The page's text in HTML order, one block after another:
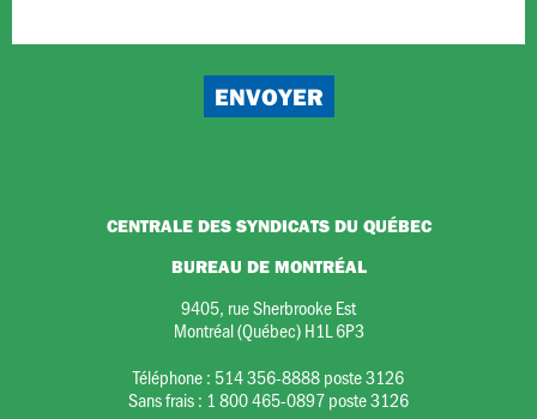
CENTRALE DES SYNDICATS DU QUÉBEC
BUREAU DE MONTRÉAL
9405, rue Sherbrooke Est
Montréal (Québec) H1L 6P3
Téléphone : 514 356-8888 poste 3126
Sans frais : 1 800 465-0897 poste 3126